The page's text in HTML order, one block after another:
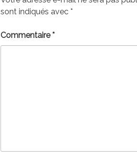
sont indiqués avec *
Commentaire*